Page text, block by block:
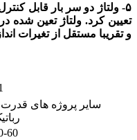
۵- ولتاژ دو سر بار قابل
تعیین کرد. ولتاژ تعین شده
و تقریبا مستقل از تغیرات
سایر پروژه های
60